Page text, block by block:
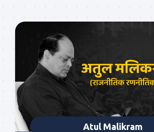
Atul Malikram